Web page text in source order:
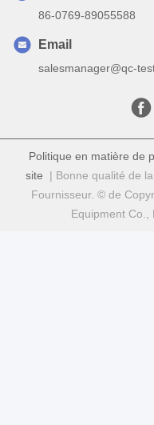
86-0769-89055588
Email
salesmanager@qc-
Politique en matière de
site | Bonne qualité de
Fournisseur. © de
Equipment Co.,